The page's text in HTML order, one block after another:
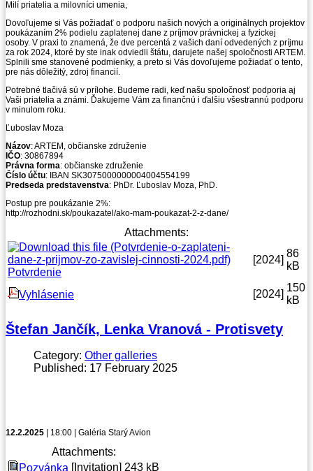
Milí priatelia a milovníci umenia,
Dovoľujeme si Vás požiadať o podporu našich nových a originálnych projektov
poukázaním 2% podielu zaplatenej dane z príjmov právnickej a fyzickej
osoby. V praxi to znamená, že dve percentá z vašich daní odvedených z príjmu
za rok 2024, ktoré by ste inak odviedli štátu, darujete našej spoločnosti ARTEM.
Splnili sme stanovené podmienky, a preto si Vás dovoľujeme požiadať o tento,
pre nás dôležitý, zdroj financií.
Potrebné tlačivá sú v prílohe. Budeme radi, keď našu spoločnosť podporia aj
Vaši priatelia a známi. Ďakujeme Vám za finančnú i ďalšiu všestrannú podporu
v minulom roku.
Ľuboslav Moza
Názov: ARTEM, občianske združenie
IČO: 30867894
Právna forma: občianske združenie
Číslo účtu: IBAN SK3075000000004004554199
Predseda predstavenstva: PhDr. Ľuboslav Moza, PhD.
Postup pre poukázanie 2%:
http://rozhodni.sk/poukazatel/ako-mam-poukazat-2-z-dane/
Attachments:
Potvrdenie
[2024]
86
kB
Vyhlásenie [2024]
150
kB
Štefan Jančík, Lenka Vranová - Protisvety
Category: Other galleries
Published: 17 February 2025
12.2.2025 | 18:00 | Galéria Starý Avion
Attachments:
Pozvánka [Invitation] 243 kB